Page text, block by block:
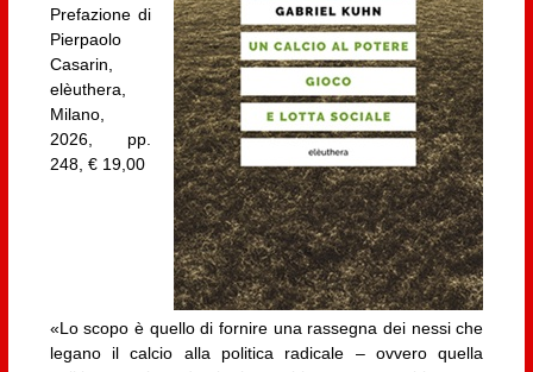
Prefazione di
Pierpaolo
Casarin,
elèuthera,
Milano,
2026, pp.
248, € 19,00
«Lo scopo è quello di fornire una rassegna dei nessi che
legano il calcio alla politica radicale – ovvero quella